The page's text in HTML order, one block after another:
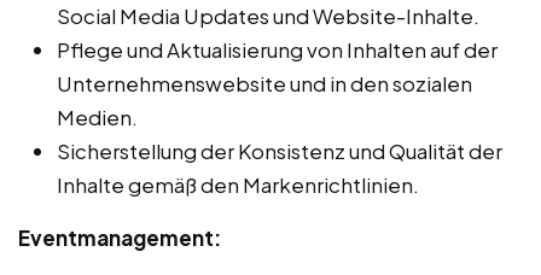
Social Media Updates und Website-Inhalte.
Pflege und Aktualisierung von Inhalten auf der
Unternehmenswebsite und in den sozialen
Medien.
Sicherstellung der Konsistenz und Qualität der
Inhalte gemäß den Markenrichtlinien.
Eventmanagement: